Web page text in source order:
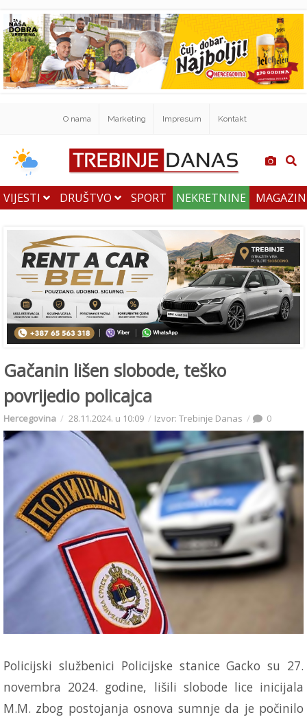
O nama Marketing Impresum Kontakt
VIJESTI DRUŠTVO SPORT NEKRETNINE
Gačanin lišen slobode, teško
povrijedio policajca
Hercegovina 28.11.2024. u 10:09 Izvor: Trebinje Danas 0
Policijski službenici Policijske stanice Gacko su 27.
novembra 2024. godine, lišili slobode lice inicijala
M.M. zbog postojanja osnova sumnje da je počinilo